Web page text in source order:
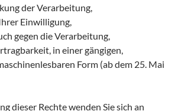
der Verarbeitung,
Einwilligung,
gegen die Verarbeitung,
in einer gängigen,
Form (ab dem 25. Mai
dieser Rechte wenden Sie sich an